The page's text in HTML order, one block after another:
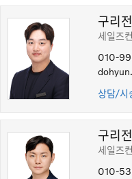
구리
세일즈
010-
상담/시
구리
세일즈
010-
이벤트
서비스
CHEON HA AUTO